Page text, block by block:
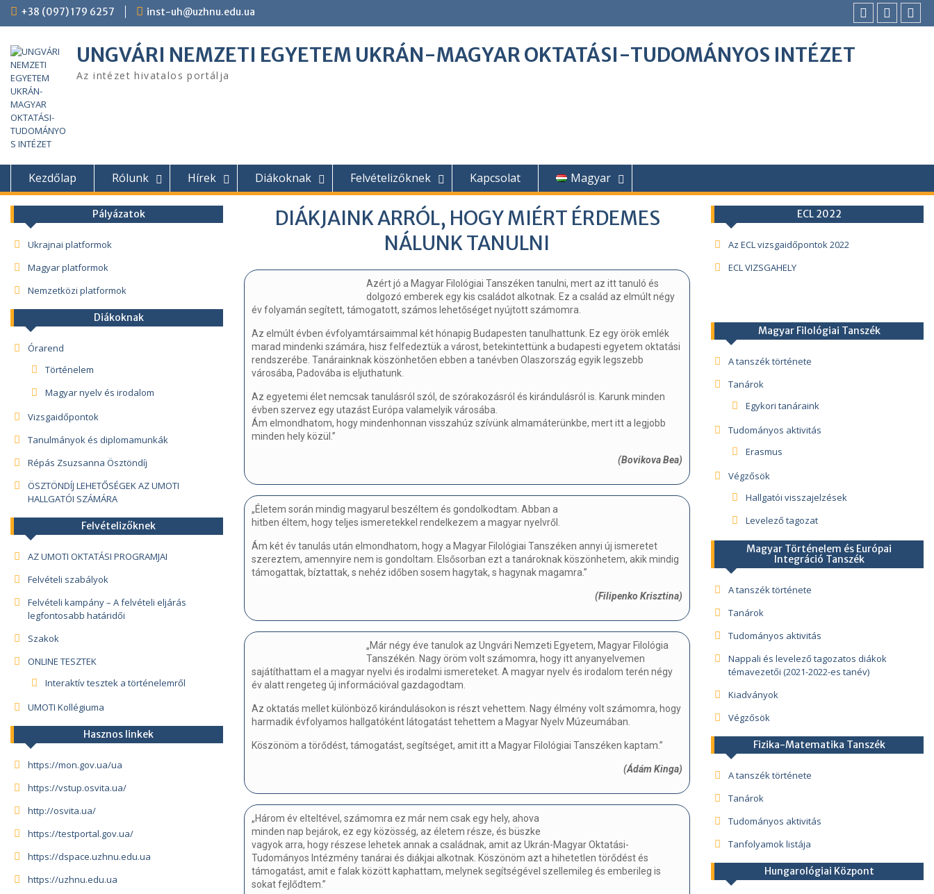
+38 (097) 179 6257 inst-uh@uzhnu.edu.ua
UNGVÁRI NEMZETI EGYETEM UKRÁN-MAGYAR OKTATÁSI-TUDOMÁNYOS INTÉZET
Az intézet hivatalos portálja
Kezdőlap Rólunk Hírek Diákoknak Felvételizőknek Kapcsolat Magyar
DIÁKJAINK ARRÓL, HOGY MIÉRT ÉRDEMES
NÁLUNK TANULNI
Azért jó a Magyar Filológiai Tanszéken tanulni, mert az itt tanuló és
dolgozó emberek egy kis családot alkotnak. Ez a család az elmúlt négy
év folyamán segített, támogatott, számos lehetőséget nyújtott számomra.
Az elmúlt évben évfolyamtársaimmal két hónapig Budapesten tanulhattunk. Ez egy örök emlék
marad mindenki számára, hisz felfedeztük a várost, betekintettünk a budapesti egyetem oktatási
rendszerébe. Tanárainknak köszönhetően ebben a tanévben Olaszország egyik legszebb
városába, Padovába is eljuthatunk.
Az egyetemi élet nemcsak tanulásról szól, de szórakozásról és kirándulásról is. Karunk minden
évben szervez egy utazást Európa valamelyik városába.
Ám elmondhatom, hogy mindenhonnan visszahúz szívünk almamáterünkbe, mert itt a legjobb
minden hely közül.”
(Bovikova Bea)
„Életem során mindig magyarul beszéltem és gondolkodtam. Abban a
hitben éltem, hogy teljes ismeretekkel rendelkezem a magyar nyelvről.
Ám két év tanulás után elmondhatom, hogy a Magyar Filológiai Tanszéken annyi új ismeretet
szereztem, amennyire nem is gondoltam. Elsősorban ezt a tanároknak köszönhetem, akik mindig
támogattak, bíztattak, s nehéz időben sosem hagytak, s hagynak magamra.”
(Filipenko Krisztina)
„Már négy éve tanulok az Ungvári Nemzeti Egyetem, Magyar Filológia
Tanszékén. Nagy öröm volt számomra, hogy itt anyanyelvemen
sajátíthattam el a magyar nyelvi és irodalmi ismereteket. A magyar nyelv és irodalom terén négy
év alatt rengeteg új információval gazdagodtam.
Az oktatás mellet különböző kirándulásokon is részt vehettem. Nagy élmény volt számomra, hogy
harmadik évfolyamos hallgatóként látogatást tehettem a Magyar Nyelv Múzeumában.
Köszönöm a törődést, támogatást, segítséget, amit itt a Magyar Filológiai Tanszéken kaptam.”
(Ádám Kinga)
„Három év elteltével, számomra ez már nem csak egy hely, ahova
minden nap bejárok, ez egy közösség, az életem része, és büszke
vagyok arra, hogy részese lehetek annak a családnak, amit az Ukrán-Magyar Oktatási-
Tudományos Intézmény tanárai és diákjai alkotnak. Köszönöm azt a hihetetlen törődést és
támogatást, amit e falak között kaphattam, melynek segítségével szellemileg és emberileg is
sokat fejlődtem.”
ECL 2022
Az ECL vizsgaidőpontok 2022
ECL VIZSGAHELY
Magyar Filológiai Tanszék
A tanszék története
Tanárok
Egykori tanáraink
Tudományos aktivitás
Erasmus
Végzősök
Hallgatói visszajelzések
Levelező tagozat
Magyar Történelem és Európai
Integráció Tanszék
A tanszék története
Tanárok
Tudományos aktivitás
Nappali és levelező tagozatos diákok
témavezetői (2021-2022-es tanév)
Kiadványok
Végzősök
Fizika-Matematika Tanszék
A tanszék története
Tanárok
Tudományos aktivitás
Tanfolyamok listája
Hungarológiai Központ
Pályázatok
Ukrajnai platformok
Magyar platformok
Nemzetközi platformok
Diákoknak
Órarend
Történelem
Magyar nyelv és irodalom
Vizsgaidőpontok
Tanulmányok és diplomamunkák
Répás Zsuzsanna Ösztöndíj
ÖSZTÖNDÍJ LEHETŐSÉGEK AZ UMOTI
HALLGATÓI SZÁMÁRA
Felvételizőknek
AZ UMOTI OKTATÁSI PROGRAMJAI
Felvételi szabályok
Felvételi kampány – A felvételi eljárás
legfontosabb határidői
Szakok
ONLINE TESZTEK
Interaktív tesztek a történelemről
UMOTI Kollégiuma
Hasznos linkek
https://mon.gov.ua/ua
https://vstup.osvita.ua/
http://osvita.ua/
https://testportal.gov.ua/
https://dspace.uzhnu.edu.ua
https://uzhnu.edu.ua